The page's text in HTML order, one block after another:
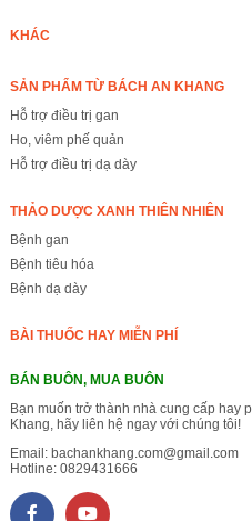
KHÁC
SẢN PHẨM TỪ BÁCH AN KHANG
Hỗ trợ điều trị gan
Ho, viêm phế quản
Hỗ trợ điều trị dạ dày
THẢO DƯỢC XANH THIÊN NHIÊN
Bệnh gan
Bệnh tiêu hóa
Bệnh dạ dày
BÀI THUỐC HAY MIỄN PHÍ
BÁN BUÔN, MUA BUÔN
Bạn muốn trở thành nhà cung cấp hay
Khang, hãy liên hệ ngay với chúng tôi!
Email: bachankhang.com@gmail.com
Hotline: 0829431666